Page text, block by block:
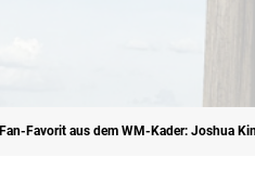
Fan-Favorit aus dem WM-Kader: Joshua